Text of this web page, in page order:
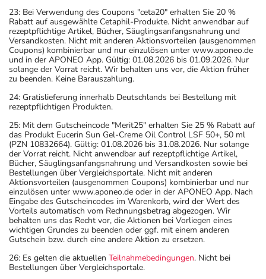
23: Bei Verwendung des Coupons "ceta20" erhalten Sie 20 %
Rabatt auf ausgewählte Cetaphil-Produkte. Nicht anwendbar auf
rezeptpflichtige Artikel, Bücher, Säuglingsanfangsnahrung und
Versandkosten. Nicht mit anderen Aktionsvorteilen (ausgenommen
Coupons) kombinierbar und nur einzulösen unter www.aponeo.de
und in der APONEO App. Gültig: 01.08.2026 bis 01.09.2026. Nur
solange der Vorrat reicht. Wir behalten uns vor, die Aktion früher
zu beenden. Keine Barauszahlung.
24: Gratislieferung innerhalb Deutschlands bei Bestellung mit
rezeptpflichtigen Produkten.
25: Mit dem Gutscheincode "Merit25" erhalten Sie 25 % Rabatt auf
das Produkt Eucerin Sun Gel-Creme Oil Control LSF 50+, 50 ml
(PZN 10832664). Gültig: 01.08.2026 bis 31.08.2026. Nur solange
der Vorrat reicht. Nicht anwendbar auf rezeptpflichtige Artikel,
Bücher, Säuglingsanfangsnahrung und Versandkosten sowie bei
Bestellungen über Vergleichsportale. Nicht mit anderen
Aktionsvorteilen (ausgenommen Coupons) kombinierbar und nur
einzulösen unter www.aponeo.de oder in der APONEO App. Nach
Eingabe des Gutscheincodes im Warenkorb, wird der Wert des
Vorteils automatisch vom Rechnungsbetrag abgezogen. Wir
behalten uns das Recht vor, die Aktionen bei Vorliegen eines
wichtigen Grundes zu beenden oder ggf. mit einem anderen
Gutschein bzw. durch eine andere Aktion zu ersetzen.
26: Es gelten die aktuellen Teilnahmebedingungen. Nicht bei
Bestellungen über Vergleichsportale.